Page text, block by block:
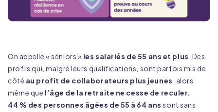
On appelle « séniors » les salariés de 55 ans et plus . Des
profils qui, malgré leurs qualifications, sont parfois mis de
côté au profit de collaborateurs plus jeunes , alors
même que l’âge de la retraite ne cesse de reculer.
44 % des personnes âgées de 55 à 64 ans sont sans